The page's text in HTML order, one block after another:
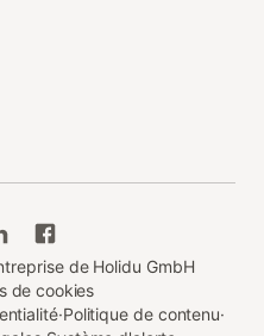
de Holidu GmbH
de cookies
·Politique de contenu·